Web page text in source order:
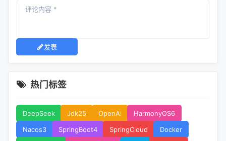
发表
热门标签
DeepSeek Jdk25 OpenAi
HarmonyOS6
Nacos3
SpringBoot4 SpringCloud Docker